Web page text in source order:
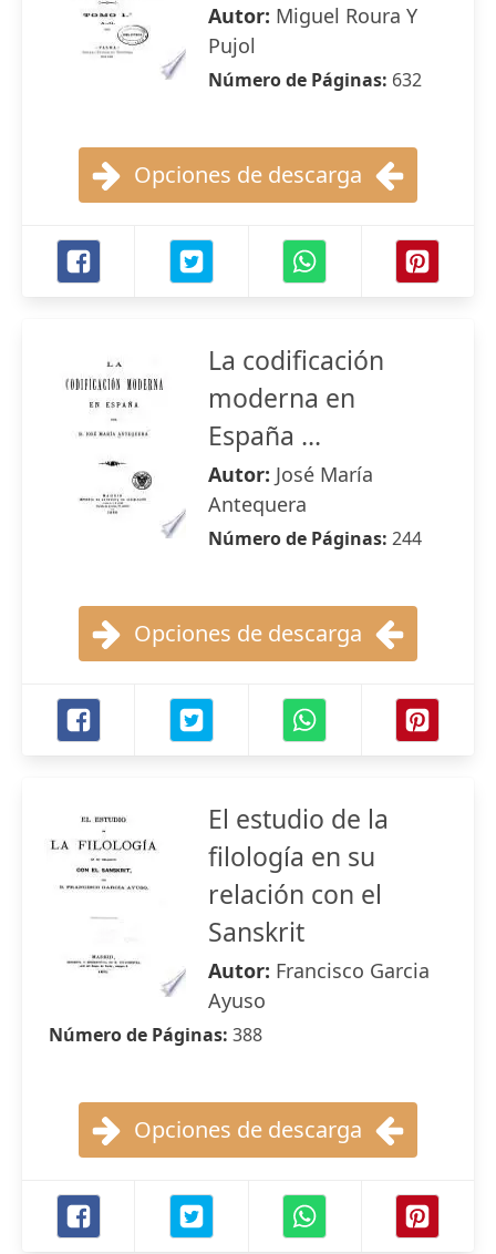
Autor: Miguel Roura Y
Pujol
Número de Páginas: 632
Opciones de descarga
La codificación
moderna en
España ...
Autor: José María
Antequera
Número de Páginas: 244
Opciones de descarga
El estudio de la
filología en su
relación con el
Sanskrit
Autor: Francisco Garcia
Ayuso
Número de Páginas: 388
Opciones de descarga